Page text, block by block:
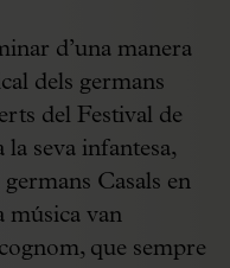
d’una manera
dels germans
del Festival de
seva infantesa,
Casals en
música van
que sempre